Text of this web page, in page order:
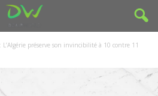
L’Algérie préserve son invincibilité à 10 contre 11